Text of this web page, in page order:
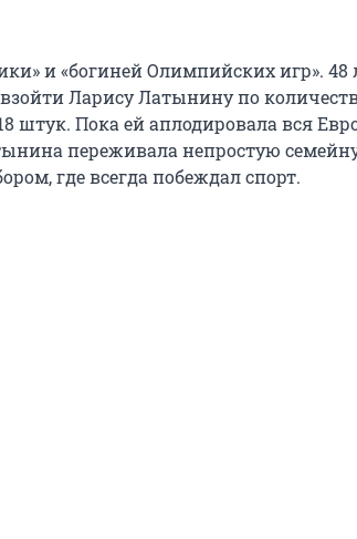
и «богиней Олимпийских игр». 48
Ларису Латынину по
штук. Пока ей аплодировала вся
переживала непростую
где всегда побеждал спорт.